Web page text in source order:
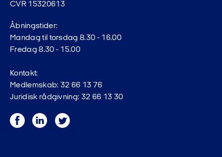
CVR 15320613
Åbningstider:
Mandag til torsdag 8.30 - 16.00
Fredag 8.30 - 15.00
Kontakt:
Medlemskab: 32 66 13 76
Juridisk rådgivning: 32 66 13 30
FacebookLinkedInTwitter